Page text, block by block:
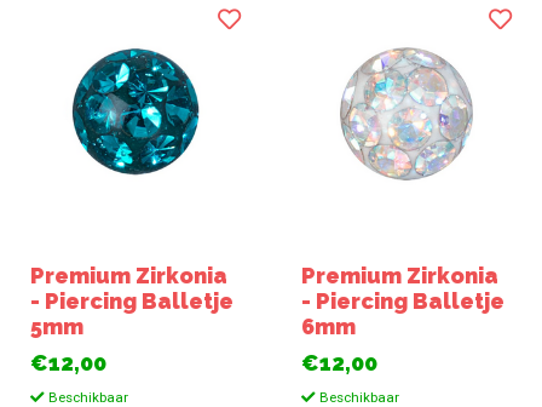
Premium Zirkonia
- Piercing Balletje
5mm
€12,00
Beschikbaar
Premium Zirkonia
- Piercing Balletje
6mm
€12,00
Beschikbaar